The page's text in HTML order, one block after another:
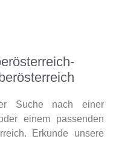
Suche nach einer
einem passenden
Erkunde unsere